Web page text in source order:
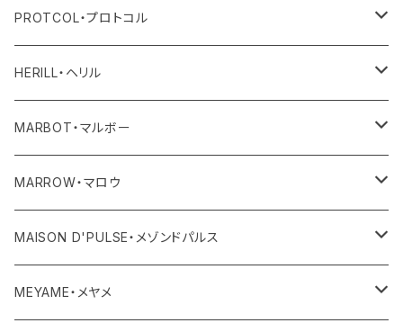
ボトム
ワンピース・オールインワン
その他
トップス
ボトム
ワンピース・サロペット
その他
アウター
トップス
ボトム
その他
PROTCOL・プロトコル
バッグ
その他
HERILL・ヘリル
アウター
トップス
レディース
ユニセックス・メンズ
ボトム
レディース
MARBOT・マルボー
シューズ
MARROW・マロウ
バッグ
その他
MAISON D'PULSE・メゾンドパルス
アクセサリー
MEYAME・メヤメ